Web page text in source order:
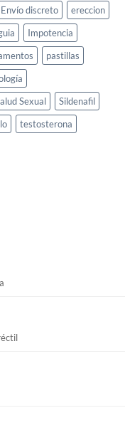
Envío discreto
ereccion
Impotencia
pastillas
Sexual
Sildenafil
testosterona